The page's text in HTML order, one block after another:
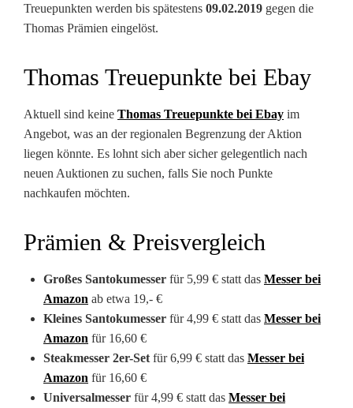
Treuepunkten werden bis spätestens 09.02.2019 gegen die
Thomas Prämien eingelöst.
Thomas Treuepunkte bei Ebay
Aktuell sind keine Thomas Treuepunkte bei Ebay im
Angebot, was an der regionalen Begrenzung der Aktion
liegen könnte. Es lohnt sich aber sicher gelegentlich nach
neuen Auktionen zu suchen, falls Sie noch Punkte
nachkaufen möchten.
Prämien & Preisvergleich
Großes Santokumesser für 5,99 € statt das Messer bei
Amazon ab etwa 19,- €
Kleines Santokumesser für 4,99 € statt das Messer bei
Amazon für 16,60 €
Steakmesser 2er-Set für 6,99 € statt das Messer bei
Amazon für 16,60 €
Universalmesser für 4,99 € statt das Messer bei